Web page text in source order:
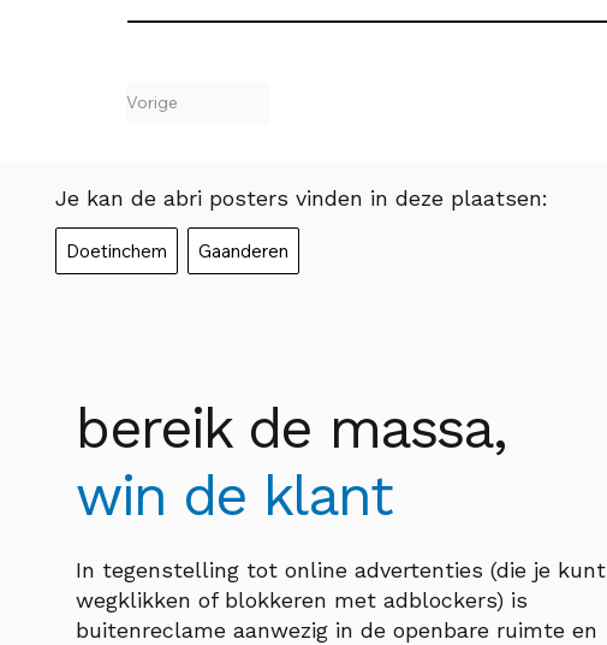
Vorige
Je kan de abri posters vinden in deze plaatsen:
Doetinchem Gaanderen
bereik de massa,
win de klant
In tegenstelling tot online advertenties (die je kunt
wegklikken of blokkeren met adblockers) is
buitenreclame aanwezig in de openbare ruimte en